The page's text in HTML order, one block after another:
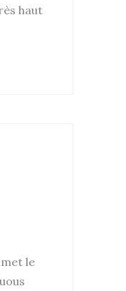
haut
le